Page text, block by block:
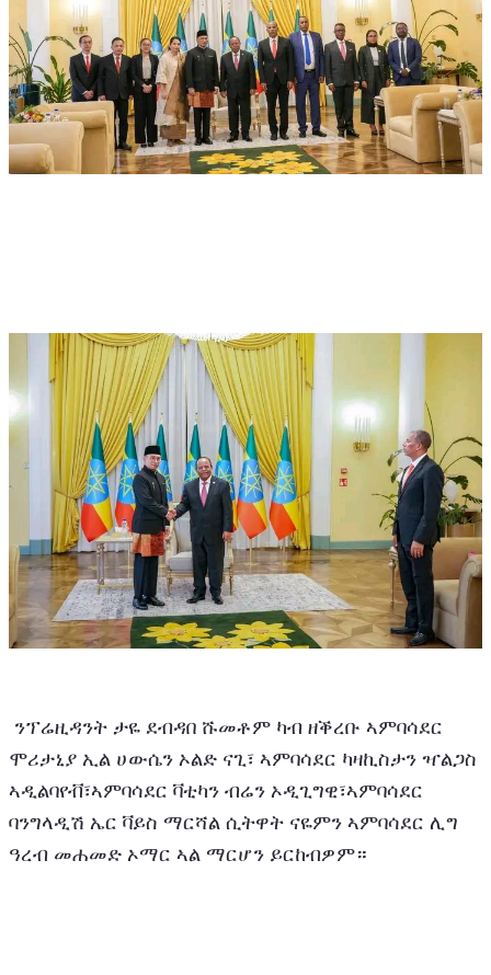
ሞሪታኒያ ኢል ሀውሴን ኦልድ ናጊ፣ ኣምባሳደር ካዛኪስታን ዣልጋስ
ኣዲልባየቭ፣ኣምባሳደር ቫቲካን ብሬን ኦዲጊግዊ፣ኣምባሳደር
ባንግላዲሽ ኤር ቫይስ ማርሻል ሲትዋት ናዬምን ኣምባሳደር ሊግ
ዓረብ መሐመድ ኦማር ኣል ማርሆን ይርከብዎም።